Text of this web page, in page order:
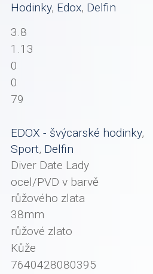
Hodinky, Edox, Delfin
3.8
1.13
0
0
79
EDOX - švýcarské hodinky,
Sport, Delfin
Diver Date Lady
ocel/PVD v barvě
růžového zlata
38mm
růžové zlato
Kůže
7640428080395